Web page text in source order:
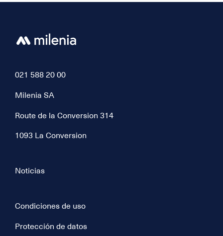
021 588 20 00
Milenia SA
Route de la Conversion 314
1093 La Conversion
Noticias
Condiciones de uso
Protección de datos